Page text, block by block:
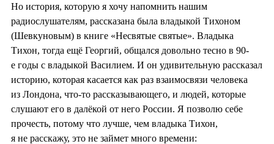
Но история, которую я хочу напомнить нашим
радиослушателям, рассказана была владыкой Тихоном
(Шевкуновым) в книге «Несвятые святые». Владыка
Тихон, тогда ещё Георгий, общался довольно тесно в 90-
е годы с владыкой Василием. И он удивительную рассказал
историю, которая касается как раз взаимосвязи человека
из Лондона, что-то рассказывающего, и людей, которые
слушают его в далёкой от него России. Я позволю себе
прочесть, потому что лучше, чем владыка Тихон,
я не расскажу, это не займет много времени: